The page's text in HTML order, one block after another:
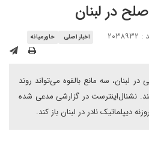
در لبنان
اخبار اصلی خاورمیانه
لبنان، سه مانع بالقوه می‌تواند روند
نشنال‌اینترست در گزارشی مدعی شده
دیپلماتیک نادر در لبنان باز کند.